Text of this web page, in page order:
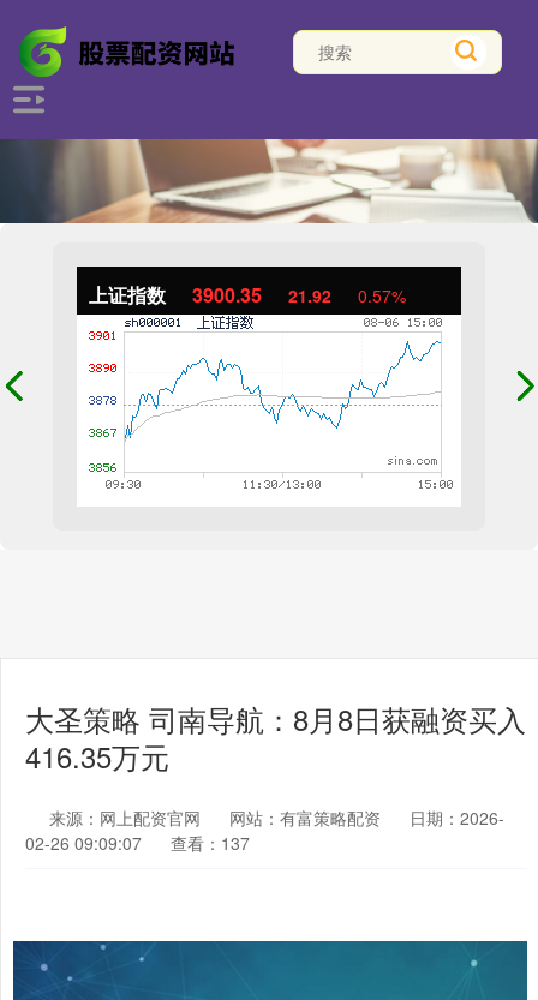
上证指数 3900.35 21.92 0.57%
大圣策略 司南导航：8月8日获融资买入
416.35万元
来源：网上配资官网 网站：有富策略配资
日期：2026-
02-26 09:09:07
查看：137